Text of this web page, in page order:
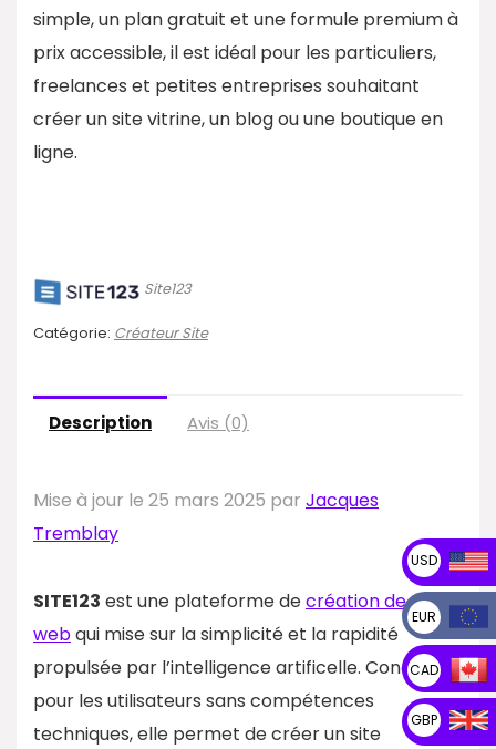
simple, un plan gratuit et une formule premium à
prix accessible, il est idéal pour les particuliers,
freelances et petites entreprises souhaitant
créer un site vitrine, un blog ou une boutique en
ligne.
Site123
Catégorie: Créateur Site
Description Avis (0)
Mise à jour le 25 mars 2025 par Jacques
Tremblay
SITE123 est une plateforme decréation de sites
webqui mise sur la simplicité et la rapidité
propulsée par l’intelligence artificelle. Conçue
pour les utilisateurs sans compétences
techniques, elle permet de créer un site
USD
EUR
CAD
GBP